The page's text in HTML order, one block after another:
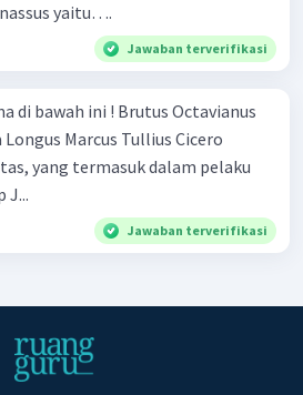
yaitu….
Jawaban terverifikasi
! Brutus Octavianus
Cicero
yang termasuk dalam pelaku
J...
Jawaban terverifikasi